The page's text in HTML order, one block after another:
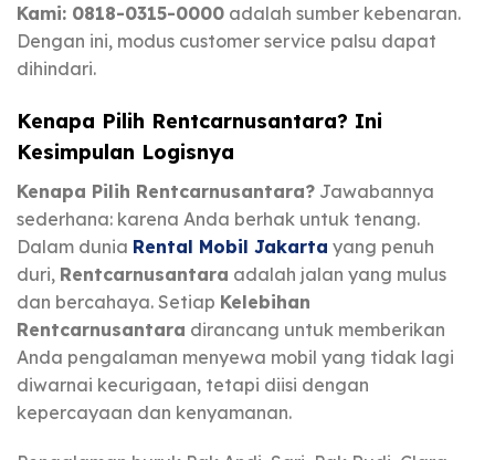
Kami: 0818-0315-0000 adalah sumber kebenaran.
Dengan ini, modus customer service palsu dapat
dihindari.
Kenapa Pilih Rentcarnusantara? Ini
Kesimpulan Logisnya
Kenapa Pilih Rentcarnusantara? Jawabannya
sederhana: karena Anda berhak untuk tenang.
Dalam dunia Rental Mobil Jakarta yang penuh
duri, Rentcarnusantara adalah jalan yang mulus
dan bercahaya. Setiap Kelebihan
Rentcarnusantara dirancang untuk memberikan
Anda pengalaman menyewa mobil yang tidak lagi
diwarnai kecurigaan, tetapi diisi dengan
kepercayaan dan kenyamanan.